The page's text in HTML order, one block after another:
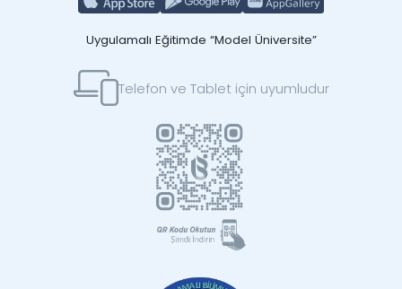
Uygulamalı Eğitimde “Model Üniversite”
Telefon ve Tablet için uyumludur